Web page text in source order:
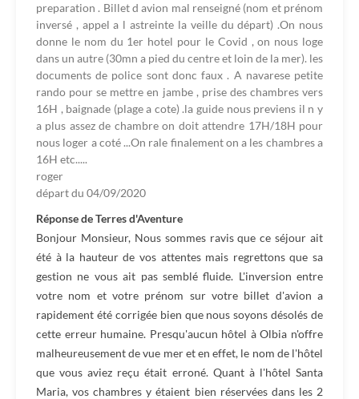
preparation . Billet d avion mal renseigné (nom et prénom
inversé , appel a l astreinte la veille du départ) .On nous
donne le nom du 1er hotel pour le Covid , on nous loge
dans un autre (30mn a pied du centre et loin de la mer). les
documents de police sont donc faux . A navarese petite
rando pour se mettre en jambe , prise des chambres vers
16H , baignade (plage a cote) .la guide nous previens il n y
a plus assez de chambre on doit attendre 17H/18H pour
nous loger a coté ...On rale finalement on a les chambres a
16H etc.....
roger
départ du 04/09/2020
Réponse de Terres d'Aventure
Bonjour Monsieur, Nous sommes ravis que ce séjour ait
été à la hauteur de vos attentes mais regrettons que sa
gestion ne vous ait pas semblé fluide. L'inversion entre
votre nom et votre prénom sur votre billet d'avion a
rapidement été corrigée bien que nous soyons désolés de
cette erreur humaine. Presqu'aucun hôtel à Olbia n'offre
malheureusement de vue mer et en effet, le nom de l'hôtel
que vous aviez reçu était erroné. Quant à l'hôtel Santa
Maria, vos chambres y étaient bien réservées dans les 2